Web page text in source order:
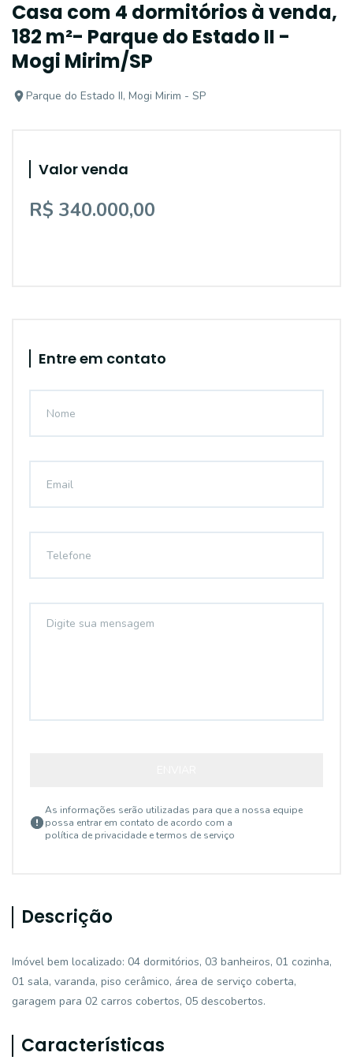
Casa com 4 dormitórios à venda,
182 m²- Parque do Estado II -
Mogi Mirim/SP
Parque do Estado II, Mogi Mirim - SP
Valor venda
R$ 340.000,00
Entre em contato
As informações serão utilizadas para que a nossa equipe
possa entrar em contato de acordo com a
política de privacidade e termos de serviço
Descrição
Imóvel bem localizado: 04 dormitórios, 03 banheiros, 01 cozinha,
01 sala, varanda, piso cerâmico, área de serviço coberta,
garagem para 02 carros cobertos, 05 descobertos.
Características